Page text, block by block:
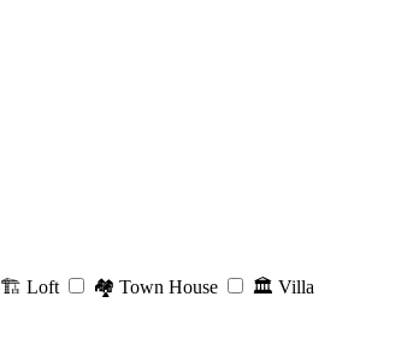
🏗️ Loft 🏘️ Town House 🏛️ Villa